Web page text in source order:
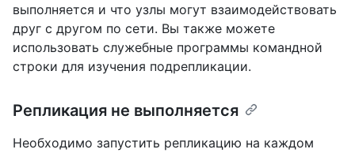
выполняется и что узлы могут взаимодействовать
друг с другом по сети. Вы также можете
использовать служебные программы командной
строки для изучения подрепликации.
Репликация не выполняется
Необходимо запустить репликацию на каждом